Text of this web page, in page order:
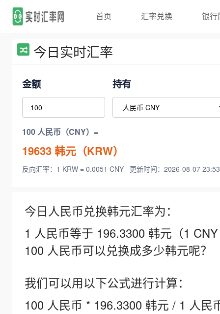
首页 汇率兑换 银行
今日实时汇率
金额 持有
100 人民币（CNY）=
19633韩元（KRW）
反向汇率：1 KRW = 0.0051 CNY 更新时间：2026-08-07
今日人民币兑换韩元汇率为：
1 人民币等于 196.3300 韩元（1
100 人民币可以兑换成多少韩元呢？
我们可以用以下公式进行计算：
100 人民币 * 196.3300 韩元 / 1 人民